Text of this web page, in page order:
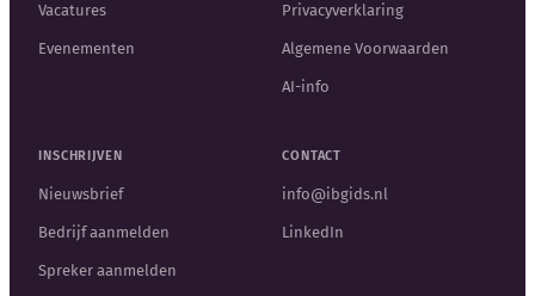
Vacatures
Evenementen
Privacyverklaring
Algemene Voorwaarden
AI-info
INSCHRIJVEN
Nieuwsbrief
Bedrijf aanmelden
Spreker aanmelden
CONTACT
info@ibgids.nl
LinkedIn